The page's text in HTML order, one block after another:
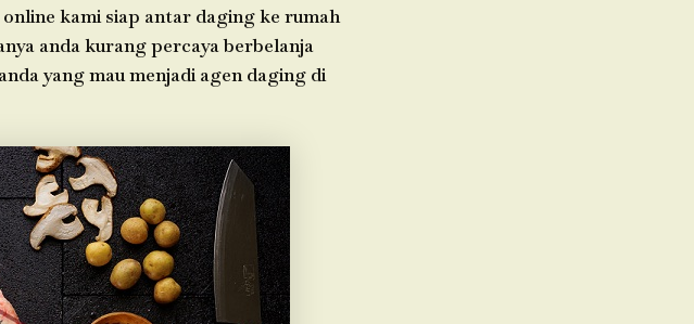
kami siap antar daging ke rumah
anda kurang percaya berbelanja
yang mau menjadi agen daging di